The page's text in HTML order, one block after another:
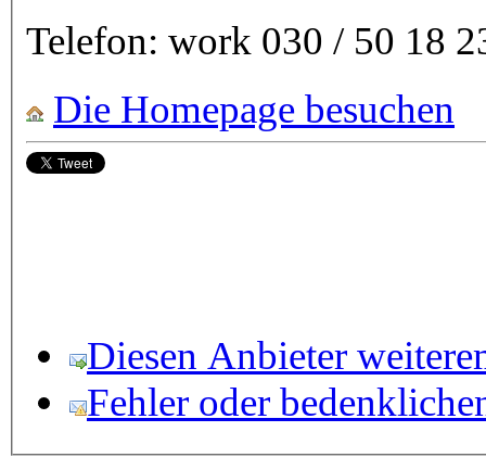
Telefon: work 030 / 50 18
Die Homepage besuchen
Diesen Anbieter
Fehler oder